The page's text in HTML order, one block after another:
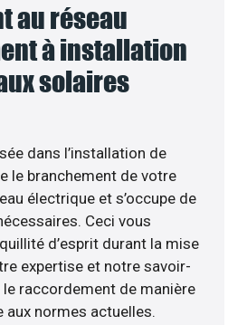
au réseau
à installation
solaires
dans l’installation de
le branchement de votre
électrique et s’occupe de
Ceci vous
d’esprit durant la mise
expertise et notre savoir-
raccordement de manière
normes actuelles.